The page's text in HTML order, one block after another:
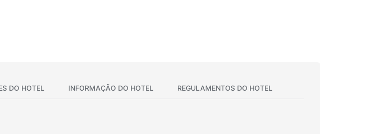
DO HOTEL INFORMAÇÃO DO HOTEL REGULAMENTOS DO HOTEL